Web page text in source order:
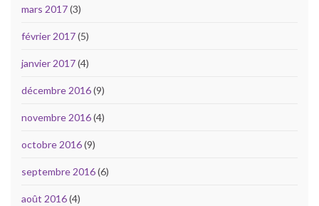
mars 2017(3)
février 2017(5)
janvier 2017(4)
décembre 2016(9)
novembre 2016(4)
octobre 2016(9)
septembre 2016(6)
août 2016(4)